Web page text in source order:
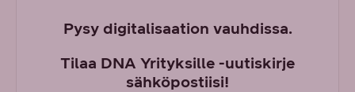
Pysy digitalisaation vauhdissa.
Tilaa DNA Yrityksille -uutiskirje
sähköpostiisi!